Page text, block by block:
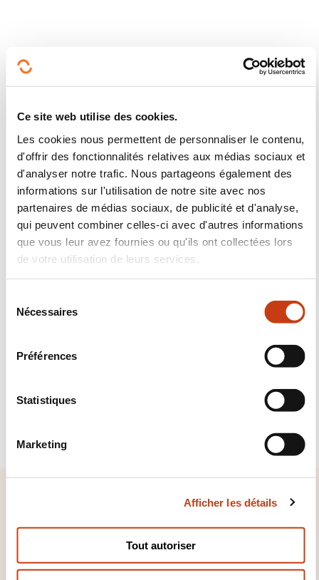
Ce site web utilise des cookies.
Les cookies nous permettent de personnaliser le contenu,
d'offrir des fonctionnalités relatives aux médias sociaux et
d'analyser notre trafic. Nous partageons également des
informations sur l'utilisation de notre site avec nos
partenaires de médias sociaux, de publicité et d'analyse,
qui peuvent combiner celles-ci avec d'autres informations
que vous leur avez fournies ou qu'ils ont collectées lors
de votre utilisation de leurs services.
Nécessaires
Préférences
Statistiques
Marketing
Afficher les détails
Tout autoriser
Facebook
TwitterLinkedInYouTube
Nous contacter
la newsletter de la formation
Rechercher un métier accessible